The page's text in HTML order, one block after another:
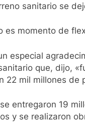
sanitario se
es momento de
especial
que, dijo,
22 mil millones de
entregaron 19
y se realizaron